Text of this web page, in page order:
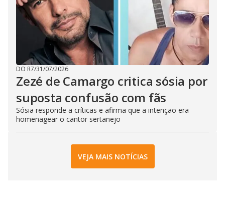
DO R7/31/07/2026
Zezé de Camargo critica sósia por
suposta confusão com fãs
Sósia responde a críticas e afirma que a intenção era
homenagear o cantor sertanejo
VEJA MAIS NOTÍCIAS